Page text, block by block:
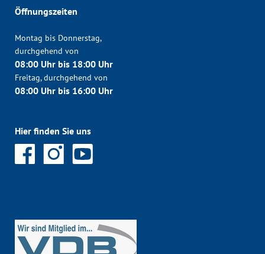
Öffnungszeiten
Montag bis Donnerstag,
durchgehend von
08:00 Uhr bis 18:00 Uhr
Freitag, durchgehend von
08:00 Uhr bis 16:00 Uhr
Hier finden Sie uns